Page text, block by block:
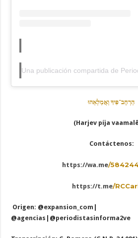
הַרְחֶב־פִּיךָוַאֲמַלְאֵהוּ
(Harjev píja
Contáctenos:
https://wa.me/
https://t.me/
Origen: @expansion_com|
@agencias|@periodistasinforma2ve